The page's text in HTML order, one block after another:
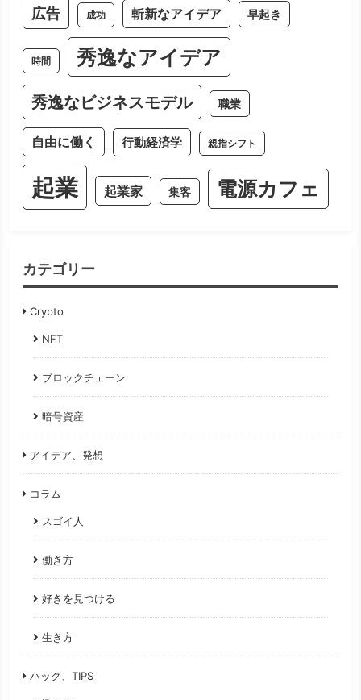
広告 成功 斬新なアイデア 早起き
時間 秀逸なアイデア
秀逸なビジネスモデル 職業
自由に働く 行動経済学 親指シフト
起業 起業家 集客 電源カフェ
カテゴリー
Crypto
NFT
ブロックチェーン
暗号資産
アイデア、発想
コラム
スゴイ人
働き方
好きを見つける
生き方
ハック、TIPS